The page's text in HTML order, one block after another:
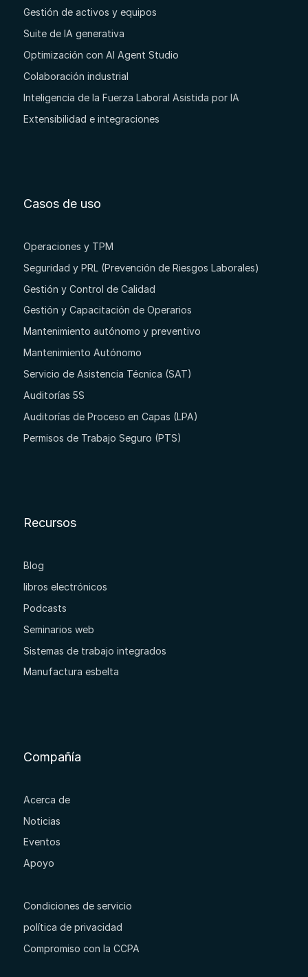
Gestión de activos y equipos
Suite de IA generativa
Optimización con AI Agent Studio
Colaboración industrial
Inteligencia de la Fuerza Laboral Asistida por IA
Extensibilidad e integraciones
Casos de uso
Operaciones y TPM
Seguridad y PRL (Prevención de Riesgos Laborales)
Gestión y Control de Calidad
Gestión y Capacitación de Operarios
Mantenimiento autónomo y preventivo
Mantenimiento Autónomo
Servicio de Asistencia Técnica (SAT)
Auditorías 5S
Auditorías de Proceso en Capas (LPA)
Permisos de Trabajo Seguro (PTS)
Recursos
Blog
libros electrónicos
Podcasts
Seminarios web
Sistemas de trabajo integrados
Manufactura esbelta
Compañía
Acerca de
Noticias
Eventos
Apoyo
Condiciones de servicio
política de privacidad
Compromiso con la CCPA